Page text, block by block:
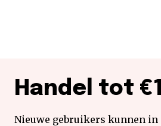
Handel tot
Nieuwe gebruikers kunnen in